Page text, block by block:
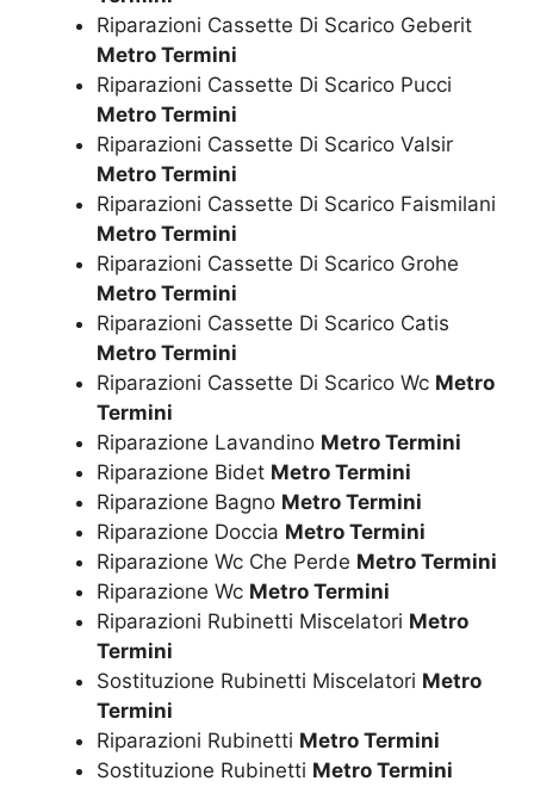
Riparazioni Cassette Di Scarico Geberit
Metro Termini
Riparazioni Cassette Di Scarico Pucci
Metro Termini
Riparazioni Cassette Di Scarico Valsir
Metro Termini
Riparazioni Cassette Di Scarico Faismilani
Metro Termini
Riparazioni Cassette Di Scarico Grohe
Metro Termini
Riparazioni Cassette Di Scarico Catis
Metro Termini
Riparazioni Cassette Di Scarico Wc Metro
Termini
Riparazione Lavandino Metro Termini
Riparazione Bidet Metro Termini
Riparazione Bagno Metro Termini
Riparazione Doccia Metro Termini
Riparazione Wc Che Perde Metro Termini
Riparazione Wc Metro Termini
Riparazioni Rubinetti Miscelatori Metro
Termini
Sostituzione Rubinetti Miscelatori Metro
Termini
Riparazioni Rubinetti Metro Termini
Sostituzione Rubinetti Metro Termini